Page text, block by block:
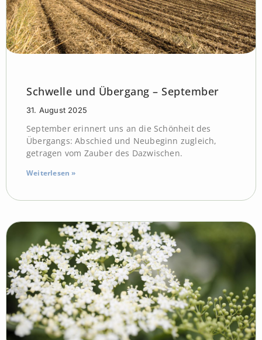
Schwelle und Übergang – September
31. August 2025
September erinnert uns an die Schönheit des
Übergangs: Abschied und Neubeginn zugleich,
getragen vom Zauber des Dazwischen.
Weiterlesen »